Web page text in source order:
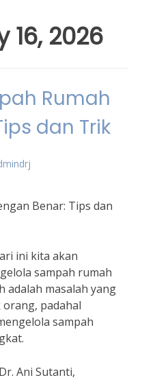
16, 2026
Rumah
dan Trik
Benar: Tips dan
ini kita akan
sampah rumah
adalah masalah yang
padahal
sampah
Ani Sutanti,